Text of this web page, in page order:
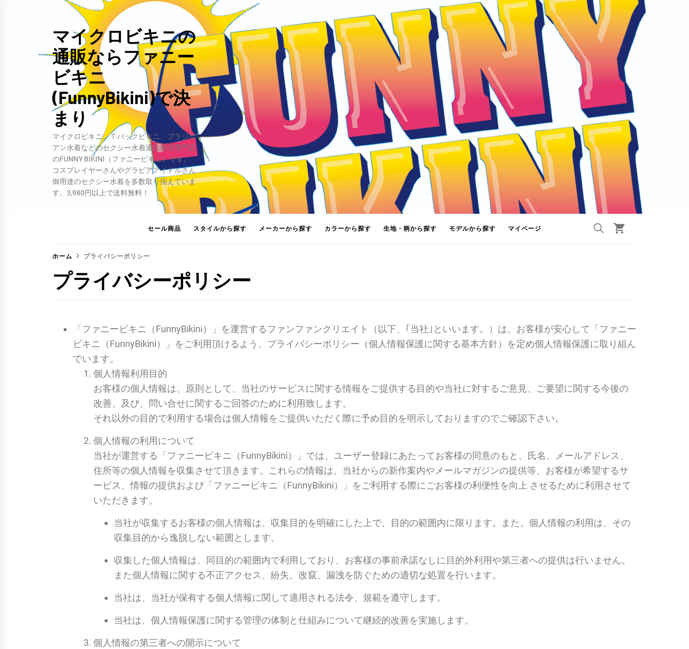
マイクロビキニの
通販ならファニー
ビキニ
(FunnyBikini)で決
まり
マイクロビキニ、Ｔバックビキニ、ブラジリ
アン水着などのセクシー水着通信販売専門店
のFUNNY BIKINI（ファニービキニ）です。
コスプレイヤーさんやグラビアアイドルさん
御用達のセクシー水着を多数取り揃えていま
す。3,980円以上で送料無料！
セール商品 スタイルから探す メーカーから探す カラーから探す 生地・柄から探す モデルから探す マイページ
ホーム プライバシーポリシー
プライバシーポリシー
「ファニービキニ（FunnyBikini）」を運営するファンファンクリエイト（以下、｢当社｣といいます。）は、お客様が安心して「ファニー
ビキニ（FunnyBikini）」をご利用頂けるよう、プライバシーポリシー（個人情報保護に関する基本方針）を定め個人情報保護に取り組ん
でいます。
個人情報利用目的
お客様の個人情報は、原則として、当社のサービスに関する情報をご提供する目的や当社に対するご意見、ご要望に関する今後の
改善、及び、問い合せに関するご回答のために利用致します。
それ以外の目的で利用する場合は個人情報をご提供いただく際に予め目的を明示しておりますのでご確認下さい。
個人情報の利用について
当社が運営する「ファニービキニ（FunnyBikini）」では、ユーザー登録にあたってお客様の同意のもと、氏名、メールアドレス、
住所等の個人情報を収集させて頂きます。これらの情報は、当社からの新作案内やメールマガジンの提供等、お客様が希望するサ
ービス、情報の提供および「ファニービキニ（FunnyBikini）」をご利用する際にごお客様の利便性を向上 させるために利用させて
いただきます。
当社が収集するお客様の個人情報は、収集目的を明確にした上で、目的の範囲内に限ります。また、個人情報の利用は、その
収集目的から逸脱しない範囲とします。
収集した個人情報は、同目的の範囲内で利用しており、お客様の事前承諾なしに目的外利用や第三者への提供は行いません。
また個人情報に関する不正アクセス、紛失、改竄、漏洩を防ぐための適切な処置を行います。
当社は、当社が保有する個人情報に関して適用される法令、規範を遵守します。
当社は、個人情報保護に関する管理の体制と仕組みについて継続的改善を実施します。
個人情報の第三者への開示について